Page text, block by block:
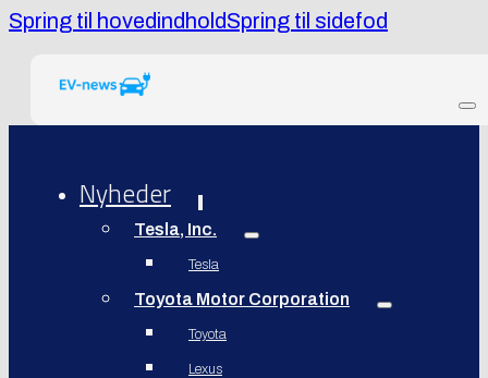
Spring til hovedindholdSpring til sidefod
Nyheder
Tesla, Inc.
Tesla
Toyota Motor Corporation
Toyota
Lexus